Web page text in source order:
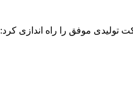
تولیدی موفق را راه اندازی کرد: